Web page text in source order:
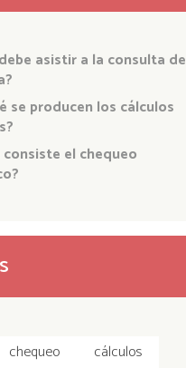
asistir a la consulta de
se producen los cálculos
consiste el chequeo
chequeo
cálculos